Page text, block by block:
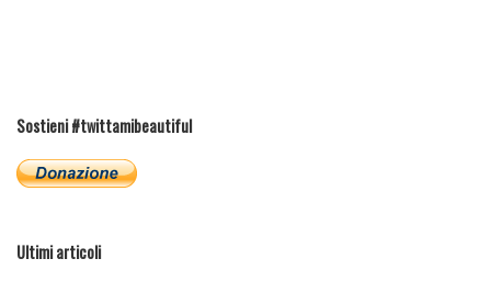
Sostieni #twittamibeautiful
Ultimi articoli